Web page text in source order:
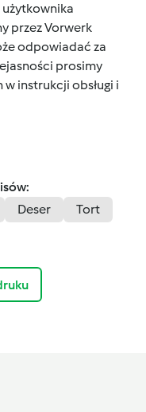
użytkownika
przez Vorwerk
odpowiadać za
prosimy
instrukcji obsługi i
Deser
Tort